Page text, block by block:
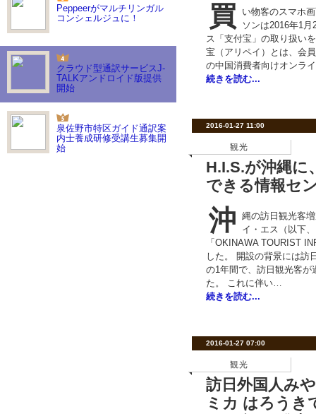
Peppeerがマルチリンガル
コンシェルジュに！
クラウド型通訳サービスJ-
TALKアンドロイド版提供
開始
泉佐野市特区ガイド通訳案
内士養成研修受講生募集開
始
買
い物客のスマホ
ソンは2016年1
ス「支付宝」の取り扱い
宝（アリペイ）とは、会
の中国消費者向けオンラ
続きを読む...
2016-01-27 11:00
観光
H.I.S.が沖縄に
できる情報セ
沖 縄の訪日観光客
イ・エス（以下
「OKINAWA TOURIST
した。 開設の背景には訪
の1年間で、訪日観光客が
た。 これに伴い…
続きを読む...
2016-01-27 07:00
観光
訪日外国人み
ミカ はろうき